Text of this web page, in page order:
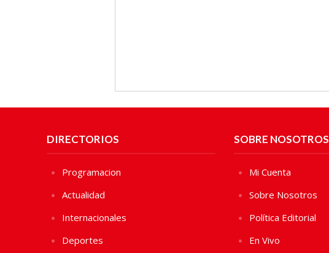
DIRECTORIOS
Programacion
Actualidad
Internacionales
Deportes
SOBRE NOSOTROS
Mi Cuenta
Sobre Nosotros
Política Editorial
En Vivo